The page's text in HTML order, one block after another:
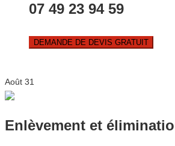
07 49 23 94 59
DEMANDE DE DEVIS GRATUIT
Août 31
Enlèvement et